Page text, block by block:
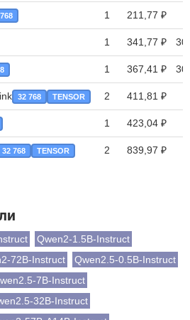
1 211,77 ₽
1 341,77 ₽
1 367,41 ₽
32 768 TENSOR 2 411,81 ₽
1 423,04 ₽
32 768 TENSOR 2 839,97 ₽
Qwen2-1.5B-Instruct
72B-Instruct
Qwen2.5-0.5B-Instruct
7B-Instruct
32B-Instruct